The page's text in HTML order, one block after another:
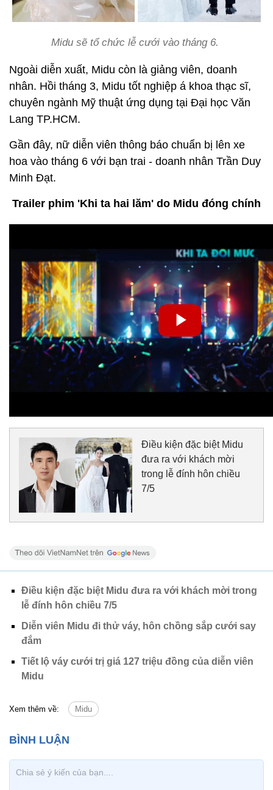
Midu sẽ tổ chức lễ cưới vào tháng 6.
Ngoài diễn xuất, Midu còn là giảng viên, doanh
nhân. Hồi tháng 3, Midu tốt nghiệp á khoa thạc sĩ,
chuyên ngành Mỹ thuật ứng dụng tại Đại học Văn
Lang TP.HCM.
Gần đây, nữ diễn viên thông báo chuẩn bị lên xe
hoa vào tháng 6 với bạn trai - doanh nhân Trần Duy
Minh Đạt.
Trailer phim 'Khi ta hai lăm' do Midu đóng chính
Điều kiện đặc biệt Midu
đưa ra với khách mời
trong lễ đính hôn chiều
7/5
Điều kiện đặc biệt Midu đưa ra với khách mời trong
lễ đính hôn chiều 7/5
Diễn viên Midu đi thử váy, hôn chồng sắp cưới say
đắm
Tiết lộ váy cưới trị giá 127 triệu đồng của diễn viên
Midu
Xem thêm về: Midu